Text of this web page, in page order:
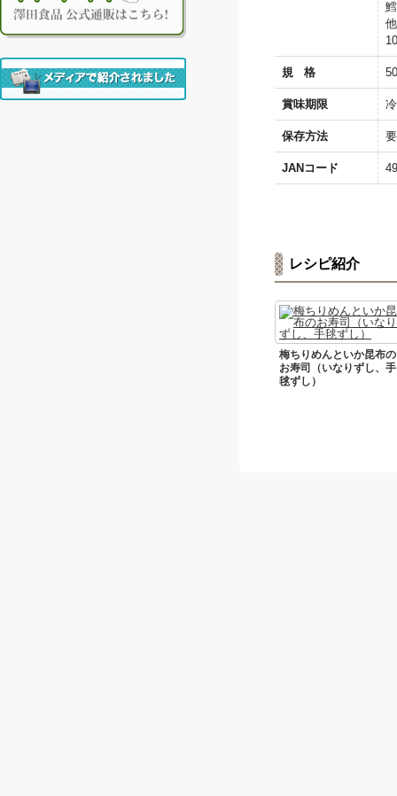
規 格
賞味期限
保存方法
JANコード
レシピ紹介
梅ちりめんといか昆布の
お寿司（いなりずし、手
毬ずし）